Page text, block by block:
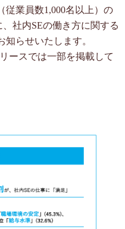
業員数1,000名以上）の
社内SEの働き方に関する
らせいたします。
ースでは一部を掲載して